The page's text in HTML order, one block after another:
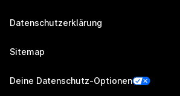
Datenschutzerklärung
Sitemap
Deine Datenschutz-Optionen